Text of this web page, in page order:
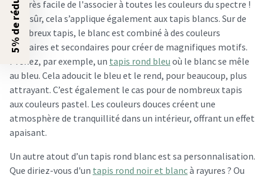
est très facile de l'associer à toutes les couleurs du spectre !
Bien sûr, cela s’applique également aux tapis blancs. Sur de
nombreux tapis, le blanc est combiné à des couleurs
primaires et secondaires pour créer de magnifiques motifs.
Prenez, par exemple, un tapis rond bleu où le blanc se mêle
au bleu. Cela adoucit le bleu et le rend, pour beaucoup, plus
attrayant. C’est également le cas pour de nombreux tapis
aux couleurs pastel. Les couleurs douces créent une
atmosphère de tranquillité dans un intérieur, offrant un effet
apaisant.
Un autre atout d’un tapis rond blanc est sa personnalisation.
Que diriez-vous d'un tapis rond noir et blancà rayures ? Ou